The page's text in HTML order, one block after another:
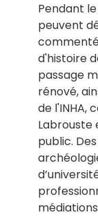
Pendant
peuvent
d'histoire
passage
rénové,
de l'INHA,
public.